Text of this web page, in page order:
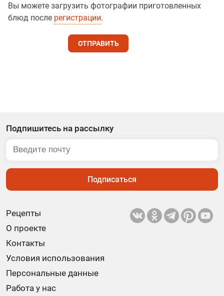
Вы можете загрузить фотографии приготовленных
блюд после регистрации.
ОТПРАВИТЬ
Рецепты
О проекте
Контакты
Условия использования
Персональные данные
Работа у нас
Подпишитесь на рассылку
Подписаться